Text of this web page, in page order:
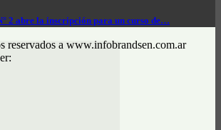
2 abre la inscripción para un curso de…
reservados a www.infobrandsen.com.ar